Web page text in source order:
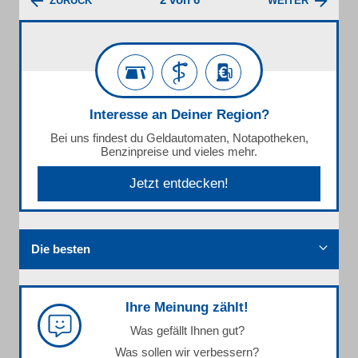
Interesse an Deiner Region?
Bei uns findest du Geldautomaten, Notapotheken,
Benzinpreise und vieles mehr.
Jetzt entdecken!
Die besten
Ihre Meinung zählt!
Was gefällt Ihnen gut?
Was sollen wir verbessern?